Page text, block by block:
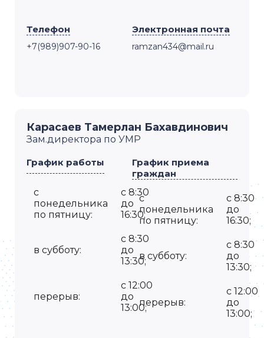
Телефон
+7(989)907-90-16
Электронная почта
ramzan434@mail.ru
Карасаев Тамерлан Бахавдинович
Зам.директора по УМР
График работы
с
понедельника
по пятницу:
с 8:30
до
16:30;
в субботу:
с 8:30
до
13:30;
перерыв:
с 12:00
до
13:00;
График приема
граждан
с
понедельника
по пятницу:
с 8:30
до
16:30;
в субботу:
с 8:30
до
13:30;
перерыв:
с 12:00
до
13:00;